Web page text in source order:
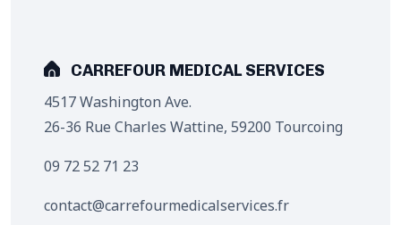
CARREFOUR MEDICAL SERVICES
4517 Washington Ave.
26-36 Rue Charles Wattine, 59200 Tourcoing
09 72 52 71 23
contact@carrefourmedicalservices.fr